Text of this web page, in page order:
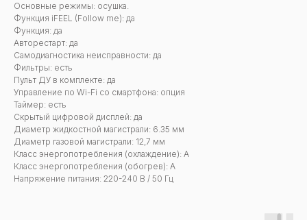
Основные режимы: осушка.
Функция iFEEL (Follow me): да
Функция: да
Авторестарт: да
Самодиагностика неисправности: да
Фильтры: есть
Пульт ДУ в комплекте: да
Управление по Wi-Fi со смартфона: опция
Таймер: есть
Скрытый цифровой дисплей: да
Диаметр жидкостной магистрали: 6.35 мм
Диаметр газовой магистрали: 12,7 мм
Класс энергопотребления (охлаждение): А
Класс энергопотребления (обогрев): A
Напряжение питания: 220-240 В / 50 Гц